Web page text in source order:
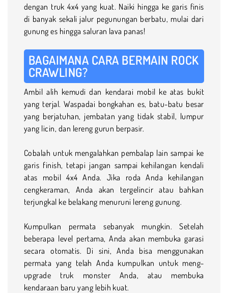
dengan truk 4x4 yang kuat. Naiki hingga ke garis finis
di banyak sekali jalur pegunungan berbatu, mulai dari
gunung es hingga saluran lava panas!
BAGAIMANA CARA BERMAIN ROCK
CRAWLING?
Ambil alih kemudi dan kendarai mobil ke atas bukit
yang terjal. Waspadai bongkahan es, batu-batu besar
yang berjatuhan, jembatan yang tidak stabil, lumpur
yang licin, dan lereng gurun berpasir.
Cobalah untuk mengalahkan pembalap lain sampai ke
garis finish, tetapi jangan sampai kehilangan kendali
atas mobil 4x4 Anda. Jika roda Anda kehilangan
cengkeraman, Anda akan tergelincir atau bahkan
terjungkal ke belakang menuruni lereng gunung.
Kumpulkan permata sebanyak mungkin. Setelah
beberapa level pertama, Anda akan membuka garasi
secara otomatis. Di sini, Anda bisa menggunakan
permata yang telah Anda kumpulkan untuk meng-
upgrade truk monster Anda, atau membuka
kendaraan baru yang lebih kuat.